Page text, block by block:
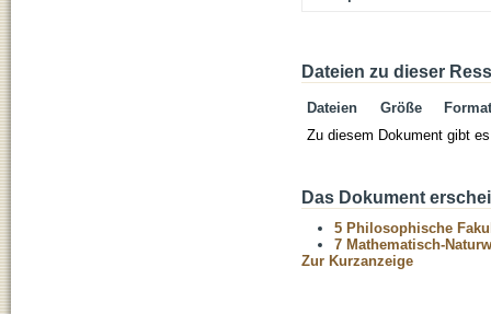
Dateien zu dieser
Dateien Größe
Format
Zu diesem Dokument gibt
Das Dokument
5 Philosophische
7 Mathematisch-
Zur Kurzanzeige